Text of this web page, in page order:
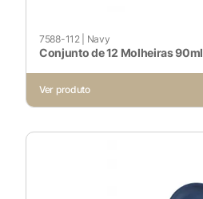
7588-112| Navy
Conjunto de 12 Molheiras 90ml
Ver produto
X